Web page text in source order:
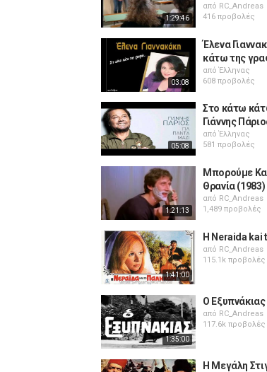
1:29:46
από RC_Andreas
416 προβολές
03:08
Έλενα
κάτω της
απόΈλληνας
608 προβολές
05:08
Στο κάτω
Γιάννης
απόΈλληνας
581 προβολές
1:21:13
Μπορούμε
Θρανία (1983)
από RC_Andreas
1,489 προβολές
1:41:00
H Neraida kai
από RC_Andreas
115.1k προβολές
1:35:00
Ο
από RC_Andreas
117.6k προβολές
Η Μεγάλη